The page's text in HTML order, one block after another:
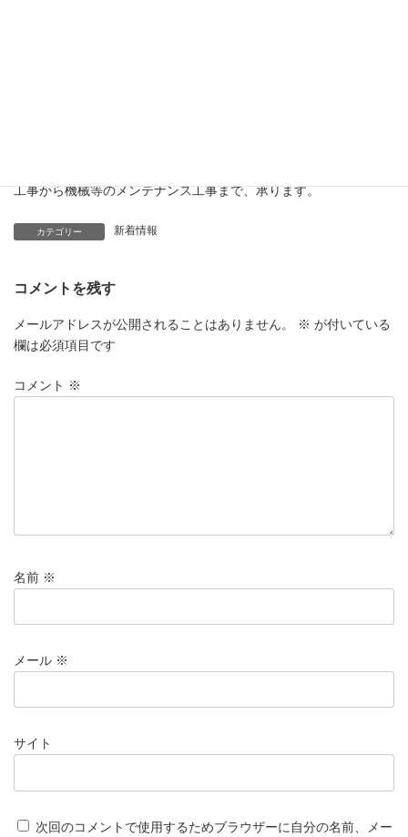
工事から機械等のメンテナンス工事まで、承ります。
カテゴリー 新着情報
コメントを残す
メールアドレスが公開されることはありません。 ※ が付いている
欄は必須項目です
コメント ※
名前 ※
メール ※
サイト
次回のコメントで使用するためブラウザーに自分の名前、メー